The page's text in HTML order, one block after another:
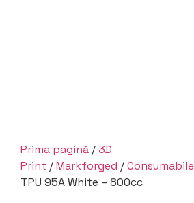
Prima pagină /3D
Print /Markforged /Consumabile
TPU 95A White – 800cc